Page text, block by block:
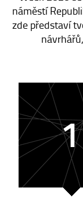
náměstí
zde představí
1